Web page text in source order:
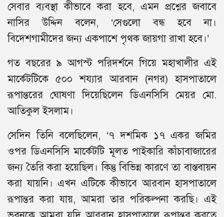
সেবার ব্যবস্থা কীভাবে করা হবে, এমন প্রশ্নের জবাবে
নাসির উদ্দিন বলেন, ‘সেগুলো বন্ধ হবে না।
বিদেশগামীদের জন্য একপাশে পৃথক জায়গা রাখা হবে।’
গত বছরের ৯ আগস্ট পরিদর্শনে গিয়ে মহাখালীর এই
মার্কেটটিকে ৫০০ শয্যার আরবান (নগর) হাসপাতালে
রূপান্তরের ঘোষণা দিয়েছিলেন ডিএনসিসি মেয়র মো.
আতিকুল ইসলাম।
সেদিন তিনি বলেছিলেন, ‘৭ দশমিক ১৭ একর জমির
ওপর ডিএনসিসি মার্কেটটি মূলত পাইকারি কাঁচাবাজারের
জন্য তৈরি করা হয়েছিল। কিন্তু বিভিন্ন কারণে তা বাস্তবায়ন
করা যায়নি। এখন এটিকে কীভাবে আরবান হাসপাতালে
রূপান্তর করা যায়, আমরা তার পরিকল্পনা করছি। এই